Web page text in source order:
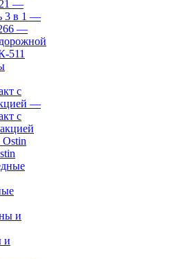
—
3 в 1 —
—
511
с
—
с
и